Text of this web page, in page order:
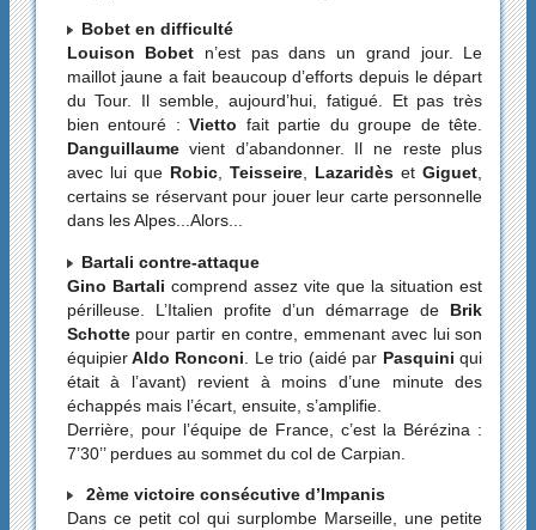
Bobet en difficulté
Louison Bobet n’est pas dans un grand jour. Le
maillot jaune a fait beaucoup d’efforts depuis le départ
du Tour. Il semble, aujourd’hui, fatigué. Et pas très
bien entouré :Vietto fait partie du groupe de tête.
Danguillaumevient d’abandonner. Il ne reste plus
avec lui que Robic, Teisseire, Lazaridès etGiguet,
certains se réservant pour jouer leur carte personnelle
dans les Alpes...Alors...
Bartali contre-attaque
Gino Bartali comprend assez vite que la situation est
périlleuse. L’Italien profite d’un démarrage de Brik
Schottepour partir en contre, emmenant avec lui son
équipierAldo Ronconi . Le trio (aidé par Pasquini qui
était à l’avant) revient à moins d’une minute des
échappés mais l’écart, ensuite, s’amplifie.
Derrière, pour l’équipe de France, c’est la Bérézina :
7’30’’ perdues au sommet du col de Carpian.
2ème victoire consécutive d’Impanis
Dans ce petit col qui surplombe Marseille, une petite